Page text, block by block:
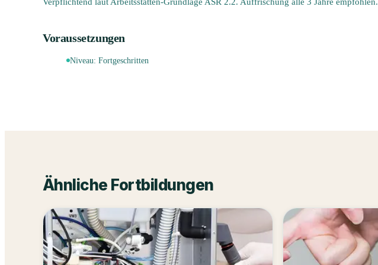
Voraussetzungen
Niveau: Fortgeschritten
Ähnliche Fortbildungen